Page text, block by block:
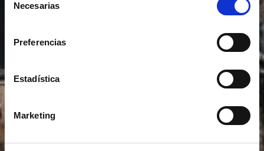
Necesarias
Preferencias
Estadística
Marketing